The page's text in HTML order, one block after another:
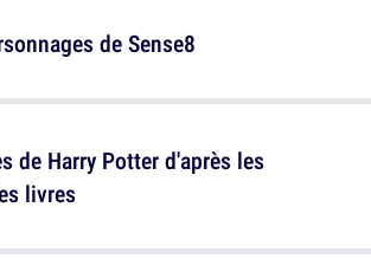
de Sense8
de Harry Potter d'après les
livres